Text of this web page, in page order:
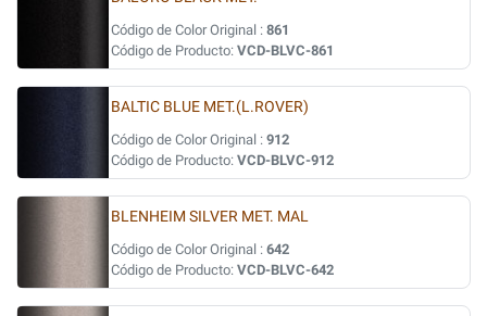
Código de Color Original : 861
Código de Producto: VCD-BLVC-861
BALTIC BLUE MET.(L.ROVER)
Código de Color Original : 912
Código de Producto: VCD-BLVC-912
BLENHEIM SILVER MET. MAL
Código de Color Original : 642
Código de Producto: VCD-BLVC-642